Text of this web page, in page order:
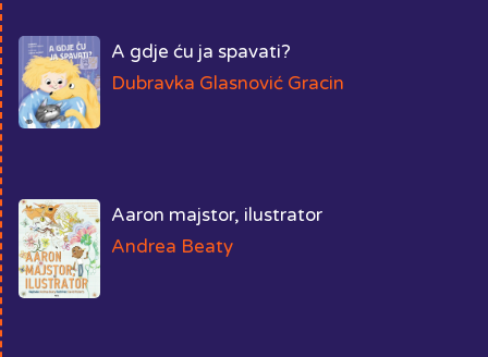
A gdje ću ja spavati?
Dubravka Glasnović Gracin
Aaron majstor, ilustrator
Andrea Beaty